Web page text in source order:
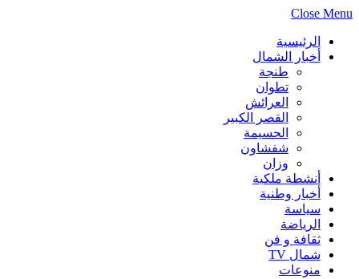
Close Menu
الرئيسية
أخبار الشمال
طنجة
تطوان
العرائش
القصر الكبير
الحسيمة
شفشاون
وزان
أنشطة ملكية
أخبار وطنية
سياسة
الرياضة
ثقافة و فن
شمال TV
منوعات